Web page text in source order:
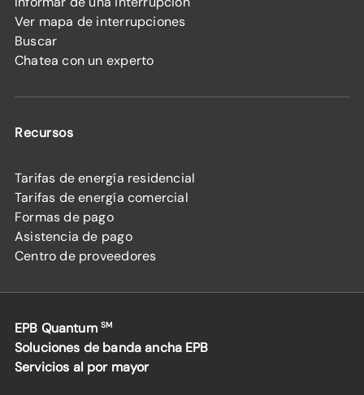
Ver mapa de interrupciones
Buscar
Chatea con un experto
Recursos
Tarifas de energía residencial
Tarifas de energía comercial
Formas de pago
Asistencia de pago
Centro de proveedores
EPB Quantum SM
Soluciones de banda ancha EPB
Servicios al por mayor